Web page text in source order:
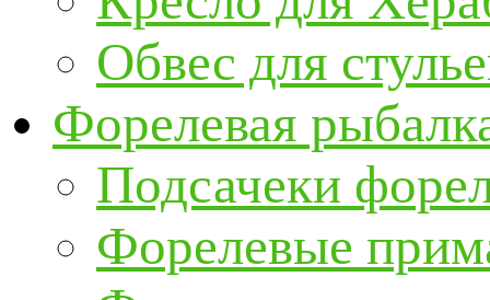
Обвес для
Форелевая
Подсачеки
Форелевые